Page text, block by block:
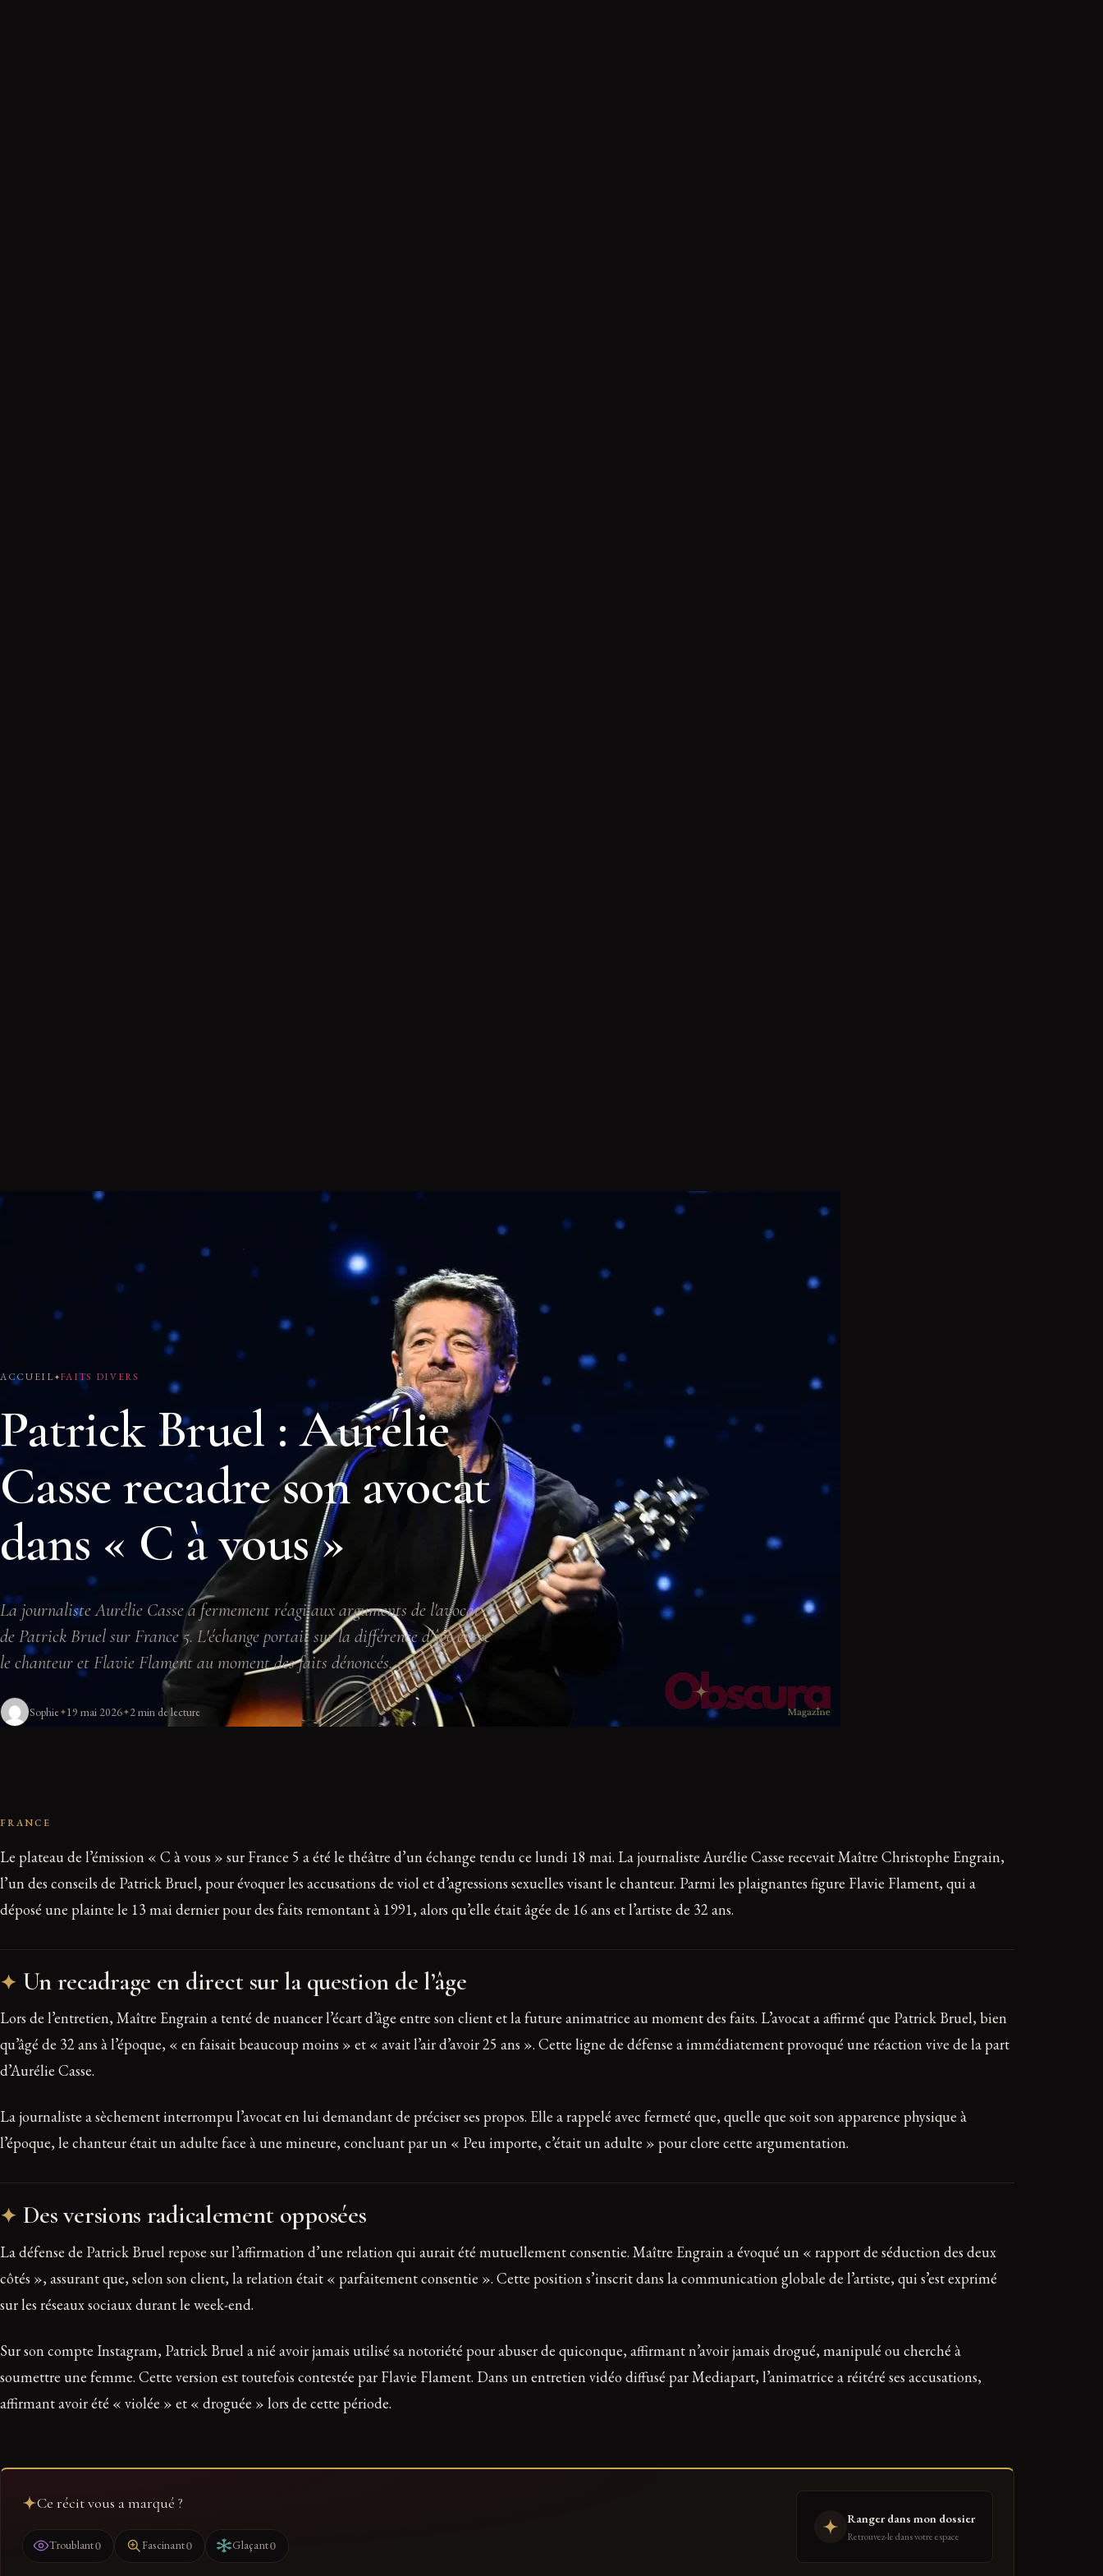
ACCUEIL FAITS DIVERS
Patrick Bruel : Aurélie
Casse recadre son avocat
dans « C à vous »
La journaliste Aurélie Casse a fermement réagi aux arguments de l'avocat
de Patrick Bruel sur France 5. L'échange portait sur la différence d'âge entre
le chanteur et Flavie Flament au moment des faits dénoncés.
Sophie 19 mai 2026 2 min de lecture
FRANCE
Le plateau de l’émission « C à vous » sur France 5 a été le théâtre d’un échange tendu ce lundi 18 mai. La journaliste Aurélie Casse recevait Maître Christophe Engrain,
l’un des conseils de Patrick Bruel, pour évoquer les accusations de viol et d’agressions sexuelles visant le chanteur. Parmi les plaignantes figure Flavie Flament, qui a
déposé une plainte le 13 mai dernier pour des faits remontant à 1991, alors qu’elle était âgée de 16 ans et l’artiste de 32 ans.
Un recadrage en direct sur la question de l’âge
Lors de l’entretien, Maître Engrain a tenté de nuancer l’écart d’âge entre son client et la future animatrice au moment des faits. L’avocat a affirmé que Patrick Bruel, bien
qu’âgé de 32 ans à l’époque, « en faisait beaucoup moins » et « avait l’air d’avoir 25 ans ». Cette ligne de défense a immédiatement provoqué une réaction vive de la part
d’Aurélie Casse.
La journaliste a sèchement interrompu l’avocat en lui demandant de préciser ses propos. Elle a rappelé avec fermeté que, quelle que soit son apparence physique à
l’époque, le chanteur était un adulte face à une mineure, concluant par un « Peu importe, c’était un adulte » pour clore cette argumentation.
Des versions radicalement opposées
La défense de Patrick Bruel repose sur l’affirmation d’une relation qui aurait été mutuellement consentie. Maître Engrain a évoqué un « rapport de séduction des deux
côtés », assurant que, selon son client, la relation était « parfaitement consentie ». Cette position s’inscrit dans la communication globale de l’artiste, qui s’est exprimé
sur les réseaux sociaux durant le week-end.
Sur son compte Instagram, Patrick Bruel a nié avoir jamais utilisé sa notoriété pour abuser de quiconque, affirmant n’avoir jamais drogué, manipulé ou cherché à
soumettre une femme. Cette version est toutefois contestée par Flavie Flament. Dans un entretien vidéo diffusé par Mediapart, l’animatrice a réitéré ses accusations,
affirmant avoir été « violée » et « droguée » lors de cette période.
Ce récit vous a marqué ?
Troublant0 Fascinant0 Glaçant0
Ranger dans mon dossier
Retrouvez-le dans votre espace